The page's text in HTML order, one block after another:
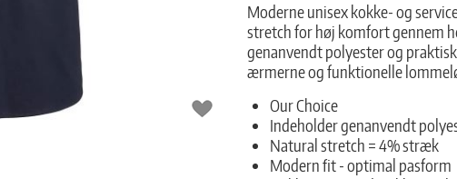
Moderne unisex kokke- og
stretch for høj komfort gennem
genanvendt polyester og
ærmerne og funktionelle
Our Choice
Indeholder genanvendt
Natural stretch = 4% stræk
Modern fit - optimal pasform